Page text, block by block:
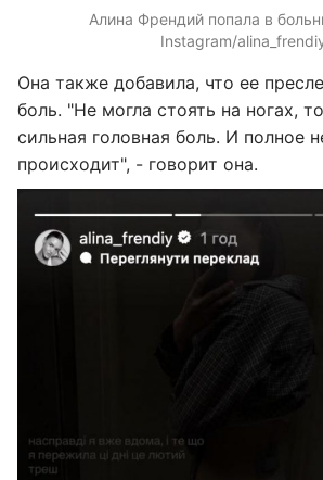
Алина Френдий попала в
Instagram/
Она также добавила, что ее
боль. "Не могла стоять на ногах,
сильная головная боль. И полное
происходит", - говорит она.